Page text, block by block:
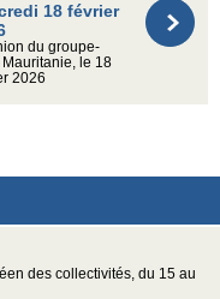
18 février
du groupe-
Mauritanie, le 18
2026
des collectivités, du 15 au